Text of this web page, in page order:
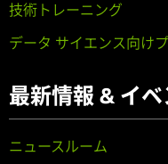
技術トレーニング
データ サイエンス向け
最新情報 & イベ
ニュースルーム